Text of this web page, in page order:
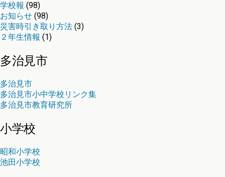
学校報 (98)
お知らせ (98)
災害時引き取り方法 (3)
２年生情報 (1)
多治見市
多治見市
多治見市小中学校リンク集
多治見市教育研究所
小学校
昭和小学校
池田小学校